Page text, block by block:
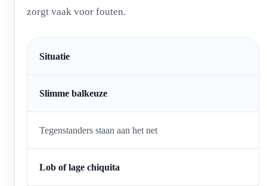
zorgt vaak voor fouten.
Situatie
Slimme balkeuze
Tegenstanders staan aan het net
Lob of lage chiquita